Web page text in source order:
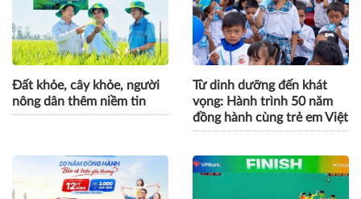
Đất khỏe, cây khỏe, người
nông dân thêm niềm tin
Từ dinh dưỡng đến khát
vọng: Hành trình 50 năm
đồng hành cùng trẻ em Việt